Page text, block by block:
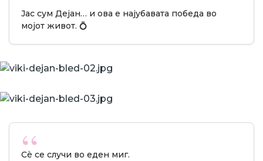
Јас сум Дејан… и ова е најубавата победа во
мојот живот. 💍
Сè се случи во еден миг.